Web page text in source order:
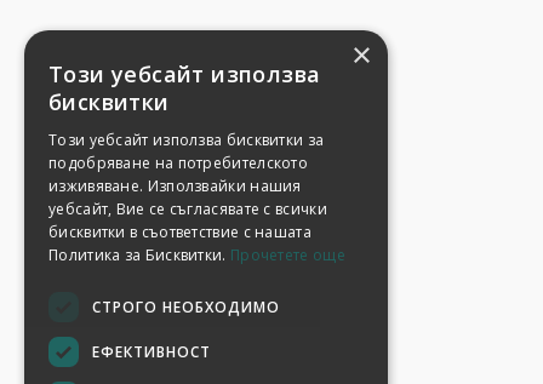
×
Този уебсайт използва
бисквитки
Този уебсайт използва бисквитки за
подобряване на потребителското
изживяване. Използвайки нашия
уебсайт, Вие се съгласявате с всички
бисквитки в съответствие с нашата
Политика за Бисквитки. Прочетете още
СТРОГО НЕОБХОДИМО
ЕФЕКТИВНОСТ